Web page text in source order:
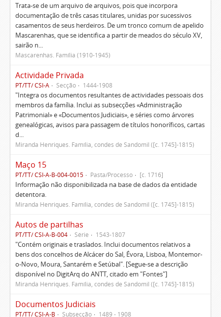
Trata-se de um arquivo de arquivos, pois que incorpora
documentação de três casas titulares, unidas por sucessivos
casamentos de seus herdeiros. De um tronco comum de apelido
Mascarenhas, que se identifica a partir de meados do século XV,
sairão n...
Mascarenhas. Família (1910-1945)
Actividade Privada
PT/TT/ CSI-A Secção 1444-1908
"Integra os documentos resultantes de actividades pessoais dos
membros da família. Inclui as subsecções «Administração
Patrimonial» e «Documentos Judiciais», e séries como árvores
genealógicas, avisos para passagem de títulos honoríficos, cartas
d...
Miranda Henriques. Família, condes de Sandomil ([c. 1745]-1815)
Maço 15
PT/TT/ CSI-A-B-004-0015 Pasta/Processo [c. 1716]
Informação não disponibilizada na base de dados da entidade
detentora.
Miranda Henriques. Família, condes de Sandomil ([c. 1745]-1815)
Autos de partilhas
PT/TT/ CSI-A-B-004 Série 1543-1807
"Contém originais e traslados. Inclui documentos relativos a
bens dos concelhos de Alcácer do Sal, Évora, Lisboa, Montemor-
o-Novo, Moura, Santarém e Setúbal". [Segue-se a descrição
disponível no DigitArq do ANTT, citado em "Fontes"]
Miranda Henriques. Família, condes de Sandomil ([c. 1745]-1815)
Documentos Judiciais
PT/TT/ CSI-A-B Subsecção 1489 - 1908